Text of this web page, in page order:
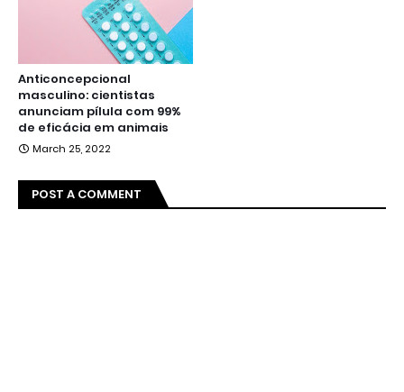
Anticoncepcional
masculino: cientistas
anunciam pílula com 99%
de eficácia em animais
March 25, 2022
POST A COMMENT